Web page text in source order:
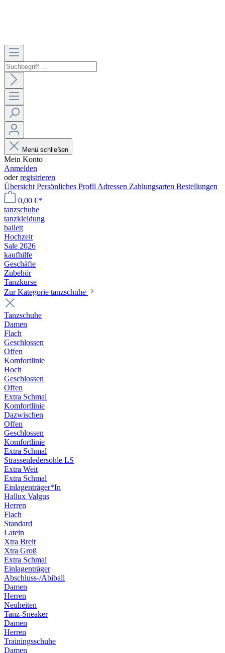
Menü schließen
Mein Konto
Anmelden
oderregistrieren
Übersicht Persönliches Profil Adressen Zahlungsarten Bestellungen
0,00 €*
tanzschuhe
tanzkleidung
ballett
Hochzeit
Sale 2026
kaufhilfe
Geschäfte
Zubehör
Tanzkurse
Zur Kategorie tanzschuhe
Tanzschuhe
Damen
Flach
Geschlossen
Offen
Komfortlinie
Hoch
Geschlossen
Offen
Extra Schmal
Komfortlinie
Dazwischen
Offen
Geschlossen
Komfortlinie
Extra Schmal
Strassenledersohle LS
Extra Weit
Extra Schmal
Einlagenträger*In
Hallux Valgus
Herren
Flach
Standard
Latein
Xtra Breit
Xtra Groß
Extra Schmal
Einlagenträger
Abschluss-/Abiball
Damen
Herren
Neuheiten
Tanz-Sneaker
Damen
Herren
Trainingsschuhe
Damen